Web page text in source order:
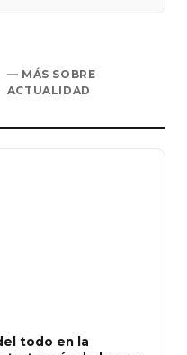
— MÁS SOBRE
ACTUALIDAD
todo en la